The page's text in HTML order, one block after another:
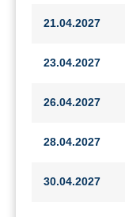
21.04.2027
23.04.2027
26.04.2027
28.04.2027
30.04.2027